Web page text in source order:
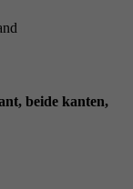
beide kanten,